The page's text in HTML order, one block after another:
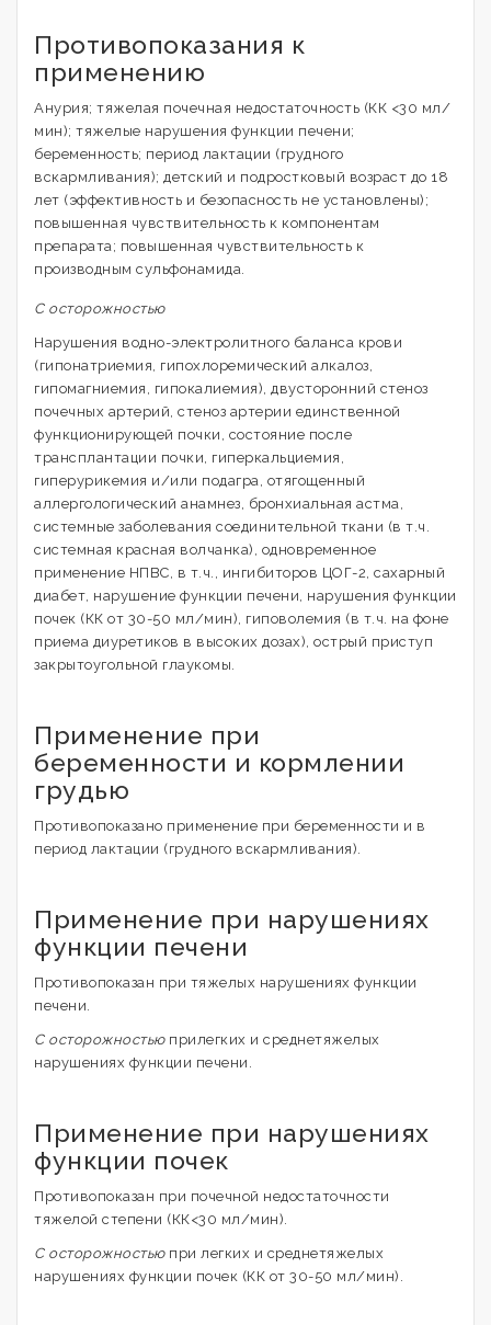
Противопоказания к
применению
Анурия; тяжелая почечная недостаточность (КК <30 мл/
мин); тяжелые нарушения функции печени;
беременность; период лактации (грудного
вскармливания); детский и подростковый возраст до 18
лет (эффективность и безопасность не установлены);
повышенная чувствительность к компонентам
препарата; повышенная чувствительность к
производным сульфонамида.
С осторожностью
Нарушения водно-электролитного баланса крови
(гипонатриемия, гипохлоремический алкалоз,
гипомагниемия, гипокалиемия), двусторонний стеноз
почечных артерий, стеноз артерии единственной
функционирующей почки, состояние после
трансплантации почки, гиперкальциемия,
гиперурикемия и/или подагра, отягощенный
аллергологический анамнез, бронхиальная астма,
системные заболевания соединительной ткани (в т.ч.
системная красная волчанка), одновременное
применение НПВС, в т.ч., ингибиторов ЦОГ-2, сахарный
диабет, нарушение функции печени, нарушения функции
почек (КК от 30-50 мл/мин), гиповолемия (в т.ч. на фоне
приема диуретиков в высоких дозах), острый приступ
закрытоугольной глаукомы.
Применение при
беременности и кормлении
грудью
Противопоказано применение при беременности и в
период лактации (грудного вскармливания).
Применение при нарушениях
функции печени
Противопоказан при тяжелых нарушениях функции
печени.
С осторожностью прилегких и среднетяжелых
нарушениях функции печени.
Применение при нарушениях
функции почек
Противопоказан при почечной недостаточности
тяжелой степени (КК<30 мл/мин).
С осторожностью при легких и среднетяжелых
нарушениях функции почек (КК от 30-50 мл/мин).